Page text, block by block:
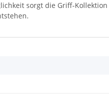
sorgt die Griff-Kollektion